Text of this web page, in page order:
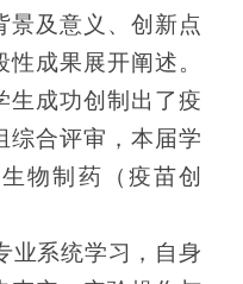
景及意义、创新点
成果展开阐述。
生成功创制出了疫
综合评审，本届学
物制药（疫苗创
系统学习，自身